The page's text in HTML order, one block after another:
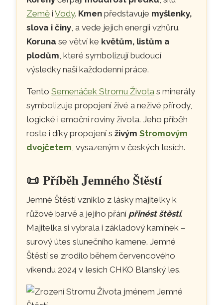
Země iVody. Kmen představuje myšlenky,
slova i činy , a vede jejich energii vzhůru.
Koruna se větví ke květům, listům a
plodům , které symbolizují budoucí
výsledky naší každodenní práce.
TentoSemenáček Stromu Života s minerály
symbolizuje propojení živé a neživé přírody,
logické i emoční roviny života. Jeho příběh
roste i díky propojení sživýmStromovým
dvojčetem , vysazeným v českých lesích.
📜Příběh Jemného Štěstí
Jemné Štěstí vzniklo z lásky majitelky k
růžové barvě a jejího přání přinést štěstí.
Majitelka si vybrala i základový kamínek –
surový útes slunečního kamene. Jemné
Štěstí se zrodilo během červencového
víkendu 2024 v lesích CHKO Blanský les.